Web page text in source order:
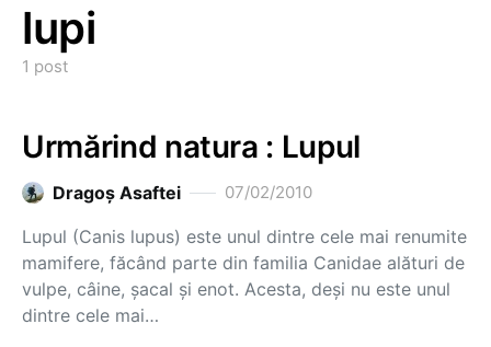
lupi
1 post
Urmărind natura : Lupul
Dragoş Asaftei 07/02/2010
Lupul (Canis lupus) este unul dintre cele mai renumite
mamifere, făcând parte din familia Canidae alături de
vulpe, câine, şacal şi enot. Acesta, deşi nu este unul
dintre cele mai…